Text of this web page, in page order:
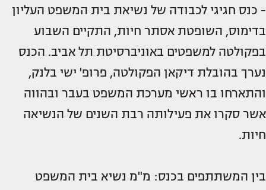
- כנס חגיגי לכבודה של נשיאת בית המשפט העליון
בדימוס, השופטת אסתר חיות, התקיים השבוע
בפקולטה למשפטים באוניברסיטת תל אביב. הכנס
נערך בהובלת דיקאן הפקולטה, פרופ' ישי בלנק,
והתארחו בו ראשי מערכת המשפט בעבר ובהווה
אשר סקרו את פעילותה רבת השנים של הנשיאה
חיות.
בין המשתתפים בכנס: מ"מ נשיא בית המשפט